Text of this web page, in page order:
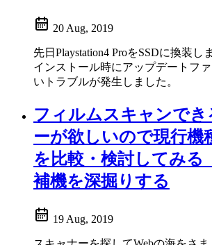
20 Aug, 2019
先日Playstation4 ProをSSDに換装
インストール時にアップデートフ
いトラブルが発生しました。
フィルムスキャンでき
ーが欲しいので現行機
を比較・検討してみ
補機を深掘りする
19 Aug, 2019